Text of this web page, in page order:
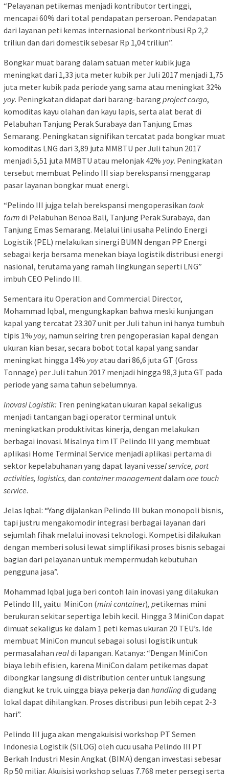
“Pelayanan petikemas menjadi kontributor tertinggi,
mencapai 60% dari total pendapatan perseroan. Pendapatan
dari layanan peti kemas internasional berkontribusi Rp 2,2
triliun dan dari domestik sebesar Rp 1,04 triliun”.
Bongkar muat barang dalam satuan meter kubik juga
meningkat dari 1,33 juta meter kubik per Juli 2017 menjadi 1,75
juta meter kubik pada periode yang sama atau meningkat 32%
yoy. Peningkatan didapat dari barang-barang project cargo,
komoditas kayu olahan dan kayu lapis, serta alat berat di
Pelabuhan Tanjung Perak Surabaya dan Tanjung Emas
Semarang. Peningkatan signifikan tercatat pada bongkar muat
komoditas LNG dari 3,89 juta MMBTU per Juli tahun 2017
menjadi 5,51 juta MMBTU atau melonjak 42% yoy. Peningkatan
tersebut membuat Pelindo III siap berekspansi menggarap
pasar layanan bongkar muat energi.
“Pelindo III jujga telah berekspansi mengoperasikan tank
farm di Pelabuhan Benoa Bali, Tanjung Perak Surabaya, dan
Tanjung Emas Semarang. Melalui lini usaha Pelindo Energi
Logistik (PEL) melakukan sinergi BUMN dengan PP Energi
sebagai kerja bersama menekan biaya logistik distribusi energi
nasional, terutama yang ramah lingkungan seperti LNG”
imbuh CEO Pelindo III.
Sementara itu Operation and Commercial Director,
Mohammad Iqbal, mengungkapkan bahwa meski kunjungan
kapal yang tercatat 23.307 unit per Juli tahun ini hanya tumbuh
tipis 1% yoy, namun seiring tren pengoperasian kapal dengan
ukuran kian besar, secara bobot total kapal yang sandar
meningkat hingga 14% yoyatau dari 86,6 juta GT (Gross
Tonnage) per Juli tahun 2017 menjadi hingga 98,3 juta GT pada
periode yang sama tahun sebelumnya.
Inovasi Logistik: Tren peningkatan ukuran kapal sekaligus
menjadi tantangan bagi operator terminal untuk
meningkatkan produktivitas kinerja, dengan melakukan
berbagai inovasi. Misalnya tim IT Pelindo III yang membuat
aplikasi Home Terminal Service menjadi aplikasi pertama di
sektor kepelabuhanan yang dapat layani vessel service, port
activities, logistics, dan container managementdalam one touch
service.
Jelas Iqbal: “Yang dijalankan Pelindo III bukan monopoli bisnis,
tapi justru mengakomodir integrasi berbagai layanan dari
sejumlah fihak melalui inovasi teknologi. Kompetisi dilakukan
dengan memberi solusi lewat simplifikasi proses bisnis sebagai
bagian dari pelayanan untuk mempermudah kebutuhan
pengguna jasa”.
Mohammad Iqbal juga beri contoh lain inovasi yang dilakukan
Pelindo III, yaitu MiniCon (mini container), petikemas mini
berukuran sekitar sepertiga lebih kecil. Hingga 3 MiniCon dapat
dimuat sekaligus ke dalam 1 peti kemas ukuran 20 TEU’s. Ide
membuat MiniCon muncul sebagai solusi logistik untuk
permasalahan realdi lapangan. Katanya: “Dengan MiniCon
biaya lebih efisien, karena MiniCon dalam petikemas dapat
dibongkar langsung di distribution center untuk langsung
diangkut ke truk. uingga biaya pekerja dan handling di gudang
lokal dapat dihilangkan. Proses distribusi pun lebih cepat 2-3
hari”.
Pelindo III juga akan mengakuisisi workshop PT Semen
Indonesia Logistik (SILOG) oleh cucu usaha Pelindo III PT
Berkah Industri Mesin Angkat (BIMA) dengan investasi sebesar
Rp 50 miliar. Akuisisi workshop seluas 7.768 meter persegi serta